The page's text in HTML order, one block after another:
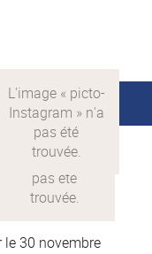
Le Langage pour tous
le 30 novembre